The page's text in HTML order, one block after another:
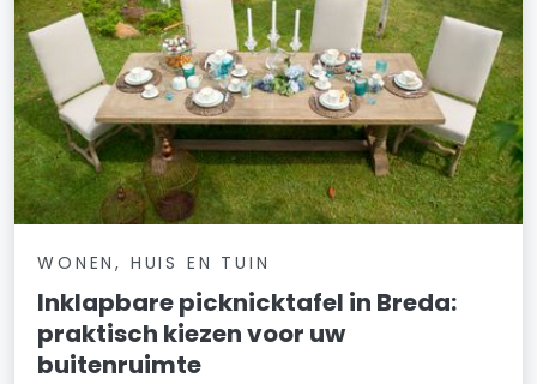
WONEN, HUIS EN TUIN
Inklapbare picknicktafel in Breda:
praktisch kiezen voor uw
buitenruimte